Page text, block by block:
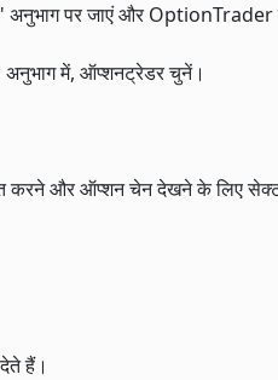
अनुभाग पर जाएं और
में, ऑप्शनट्रेडर चुनें।
करने और ऑप्शन चेन देखने के लिए
हैं।